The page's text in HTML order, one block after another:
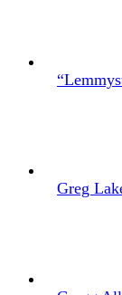
Greg